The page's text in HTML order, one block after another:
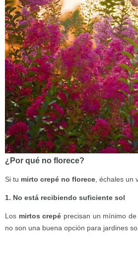
¿Por qué no florece?
Si tu mirto crepé no florece , échales
1. No está recibiendo suficiente sol
Los mirtos crepé precisan un mínimo
no son una buena opción para jardines